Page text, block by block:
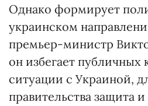
Однако формирует
украинском
премьер-министр
он избегает публичных
ситуации с Украиной,
правительства защита